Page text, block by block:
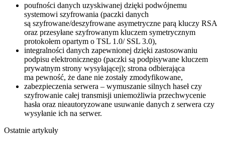
poufności danych uzyskiwanej dzięki podwójnemu
systemowi szyfrowania (paczki danych
są szyfrowane/deszyfrowane asymetryczne parą kluczy RSA
oraz przesyłane szyfrowanym kluczem symetrycznym
protokołem opartym o TSL 1.0/ SSL 3.0),
integralności danych zapewnionej dzięki zastosowaniu
podpisu elektronicznego (paczki są podpisywane kluczem
prywatnym strony wysyłającej); strona odbierająca
ma pewność, że dane nie zostały zmodyfikowane,
zabezpieczenia serwera – wymuszanie silnych haseł czy
szyfrowanie całej transmisji uniemożliwia przechwycenie
hasła oraz nieautoryzowane usuwanie danych z serwera czy
wysyłanie ich na serwer.
Ostatnie artykuły